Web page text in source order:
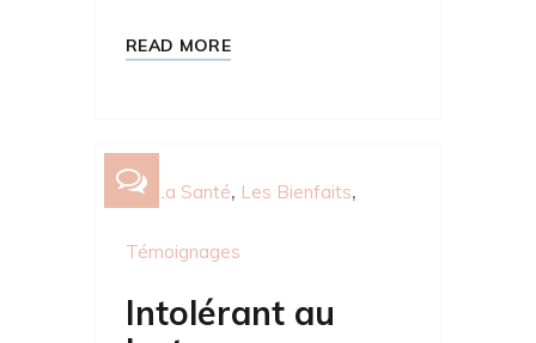
READ MORE
La Santé Les Bienfaits
Témoignages
Intolérant au